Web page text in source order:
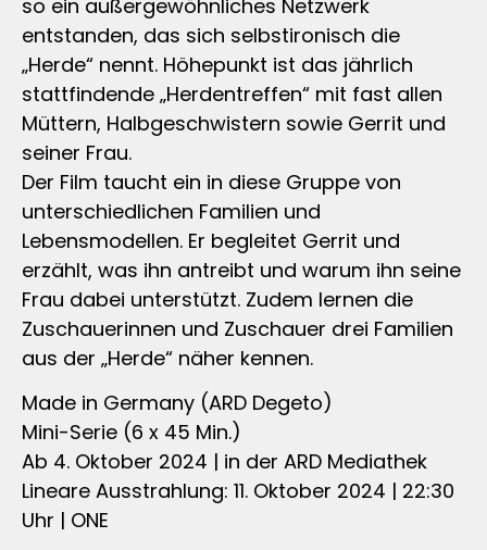
so ein außergewöhnliches Netzwerk
entstanden, das sich selbstironisch die
„Herde“ nennt. Höhepunkt ist das jährlich
stattfindende „Herdentreffen“ mit fast allen
Müttern, Halbgeschwistern sowie Gerrit und
seiner Frau.
Der Film taucht ein in diese Gruppe von
unterschiedlichen Familien und
Lebensmodellen. Er begleitet Gerrit und
erzählt, was ihn antreibt und warum ihn seine
Frau dabei unterstützt. Zudem lernen die
Zuschauerinnen und Zuschauer drei Familien
aus der „Herde“ näher kennen.
Made in Germany (ARD Degeto)
Mini-Serie (6 x 45 Min.)
Ab 4. Oktober 2024 | in der ARD Mediathek
Lineare Ausstrahlung: 11. Oktober 2024 | 22:30
Uhr | ONE